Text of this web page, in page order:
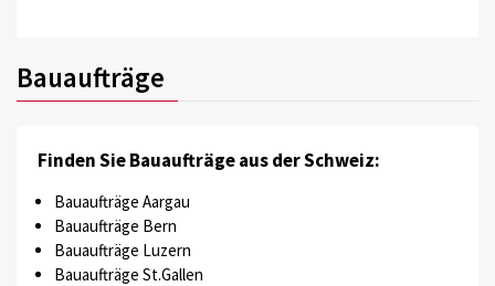
Bauaufträge
Finden Sie Bauaufträge aus der Schweiz:
Bauaufträge Aargau
Bauaufträge Bern
Bauaufträge Luzern
Bauaufträge St.Gallen